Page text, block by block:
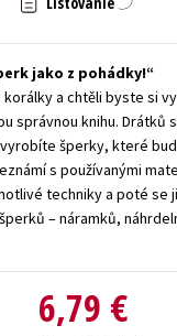
Young adult
Zdravie a životný štýl
Všetky tituly
jako z pohádky!
a chtěli byste si
správnou knihu. Drátků
šperky, které
s používanými
techniky a poté se
– náramků,
6,79 €